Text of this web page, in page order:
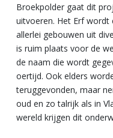
Broekpolder gaat dit
uitvoeren. Het Erf
allerlei gebouwen uit
is ruim plaats voor de
de naam die wordt
oertijd. Ook elders
teruggevonden, maar
oud en zo talrijk als in
wereld krijgen dit